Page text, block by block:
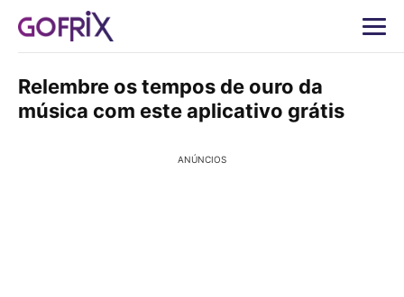
Relembre os tempos de ouro da
música com este aplicativo grátis
ANÚNCIOS